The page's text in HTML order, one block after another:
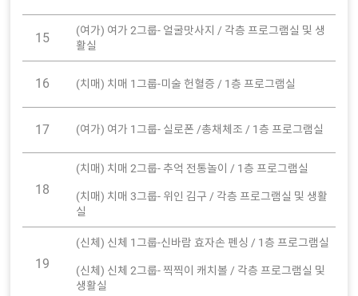
15
(여가) 여가 2그룹- 얼굴맛사지 / 각층 프로그램실 및 생
활실
16 (치매) 치매 1그룹-미술 헌혈증 / 1층 프로그램실
17 (여가) 여가 1그룹- 실로폰 /총채체조 / 1층 프로그램실
18
(치매) 치매 2그룹- 추억 전통놀이 / 1층 프로그램실
(치매) 치매 3그룹- 위인 김구 / 각층 프로그램실 및 생활
실
19
(신체) 신체 1그룹-신바람 효자손 펜싱 / 1층 프로그램실
(신체) 신체 2그룹- 찍찍이 캐치볼 / 각층 프로그램실 및
생활실